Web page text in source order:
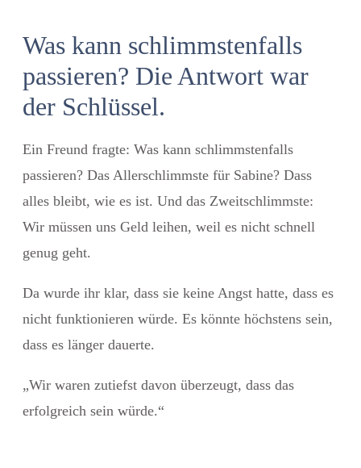
Was kann schlimmstenfalls
passieren? Die Antwort war
der Schlüssel.
Ein Freund fragte: Was kann schlimmstenfalls
passieren? Das Allerschlimmste für Sabine? Dass
alles bleibt, wie es ist. Und das Zweitschlimmste:
Wir müssen uns Geld leihen, weil es nicht schnell
genug geht.
Da wurde ihr klar, dass sie keine Angst hatte, dass es
nicht funktionieren würde. Es könnte höchstens sein,
dass es länger dauerte.
„Wir waren zutiefst davon überzeugt, dass das
erfolgreich sein würde.“